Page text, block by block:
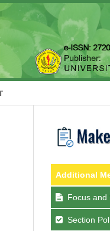
Additional
Focus and
Section